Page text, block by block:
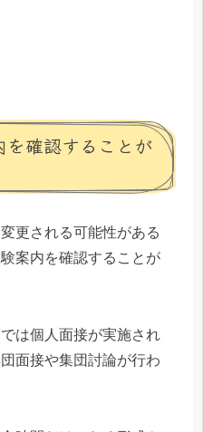
確認することが
更される可能性がある
案内を確認することが
は個人面接が実施され
面接や集団討論が行わ